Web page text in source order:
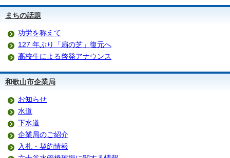
まちの話題
功労を称えて
127 年ぶり「扇の芝」復元へ
高校生による啓発アナウンス
和歌山市企業局
お知らせ
水道
下水道
企業局のご紹介
入札・契約情報